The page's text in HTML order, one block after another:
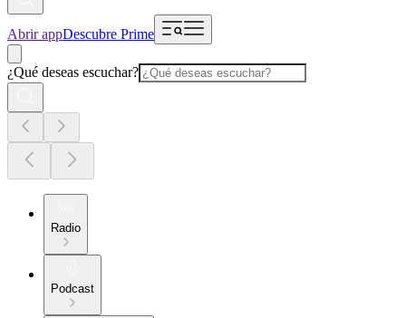
Abrir appDescubre Prime
¿Qué deseas escuchar?
Radio
Podcast